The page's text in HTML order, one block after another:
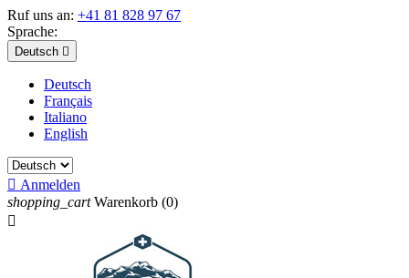
Ruf uns an: +41 81 828 97 67
Sprache:
Deutsch 
Deutsch
Français
Italiano
English
 Anmelden
shopping_cart Warenkorb (0)
